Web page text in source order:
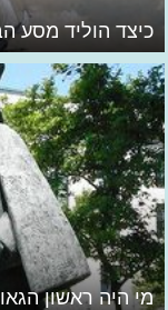
כיצד הוליד מסע
מי היה ראשון